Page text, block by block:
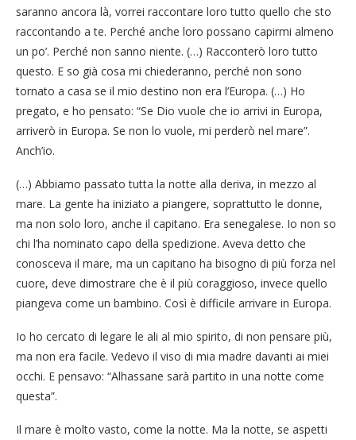
saranno ancora là, vorrei raccontare loro tutto quello che sto
raccontando a te. Perché anche loro possano capirmi almeno
un po’. Perché non sanno niente. (…) Racconterò loro tutto
questo. E so già cosa mi chiederanno, perché non sono
tornato a casa se il mio destino non era l’Europa. (…) Ho
pregato, e ho pensato: “Se Dio vuole che io arrivi in Europa,
arriverò in Europa. Se non lo vuole, mi perderò nel mare”.
Anch’io.
(…) Abbiamo passato tutta la notte alla deriva, in mezzo al
mare. La gente ha iniziato a piangere, soprattutto le donne,
ma non solo loro, anche il capitano. Era senegalese. Io non so
chi l’ha nominato capo della spedizione. Aveva detto che
conosceva il mare, ma un capitano ha bisogno di più forza nel
cuore, deve dimostrare che è il più coraggioso, invece quello
piangeva come un bambino. Così è difficile arrivare in Europa.
Io ho cercato di legare le ali al mio spirito, di non pensare più,
ma non era facile. Vedevo il viso di mia madre davanti ai miei
occhi. E pensavo: “Alhassane sarà partito in una notte come
questa”.
Il mare è molto vasto, come la notte. Ma la notte, se aspetti